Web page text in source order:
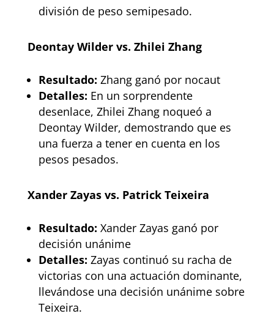
división de peso semipesado.
Deontay Wilder vs. Zhilei Zhang
Resultado: Zhang ganó por nocaut
Detalles: En un sorprendente
desenlace, Zhilei Zhang noqueó a
Deontay Wilder, demostrando que es
una fuerza a tener en cuenta en los
pesos pesados.
Xander Zayas vs. Patrick Teixeira
Resultado: Xander Zayas ganó por
decisión unánime
Detalles: Zayas continuó su racha de
victorias con una actuación dominante,
llevándose una decisión unánime sobre
Teixeira.